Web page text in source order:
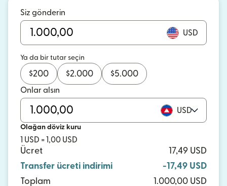
Siz gönderin
USD
Ya da bir tutar seçin
$200 $2.000 $5.000
Onlar alsın
USD
Olağan döviz kuru
1 USD = 1,00 USD
Ücret
17,49 USD
Transfer ücreti indirimi
-17,49 USD
Toplam
1.000,00 USD